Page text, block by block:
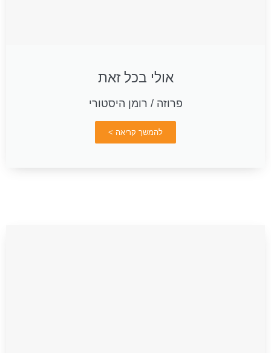
אולי בכל זאת
פרוזה / רומן היסטורי
להמשך קריאה >